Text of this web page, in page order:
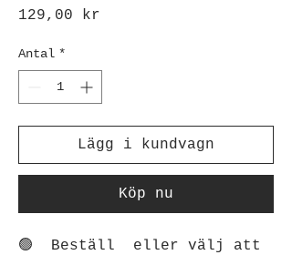
129,00 kr
Antal *
Lägg i kundvagn
Köp nu
🟢 Beställ eller välj att